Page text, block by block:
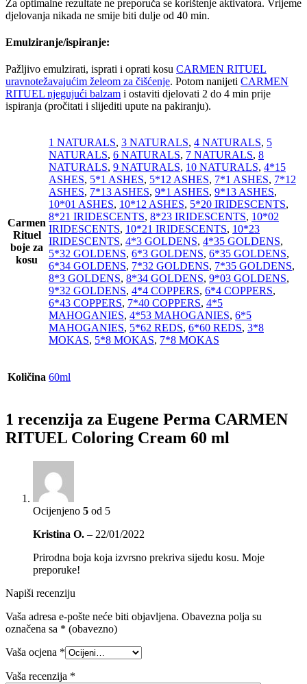
Za optimalne rezultate ne preporuča se korištenje aktivatora. Vrijeme
djelovanja nikada ne smije biti dulje od 40 min.
Emulziranje/ispiranje:
Pažljivo emulzirati, isprati i oprati kosu CARMEN RITUEL
uravnotežavajućim želeom za čišćenje. Potom nanijeti CARMEN
RITUEL njegujući balzam i ostaviti djelovati 2 do 4 min prije
ispiranja (pročitati i slijediti upute na pakiranju).
Carmen
Rituel
boje za
kosu
1 NATURALS, 3 NATURALS, 4 NATURALS, 5
NATURALS, 6 NATURALS, 7 NATURALS, 8
NATURALS, 9 NATURALS, 10 NATURALS, 4*15
ASHES, 5*1 ASHES, 5*12 ASHES, 7*1 ASHES, 7*12
ASHES, 7*13 ASHES, 9*1 ASHES, 9*13 ASHES,
10*01 ASHES, 10*12 ASHES, 5*20 IRIDESCENTS,
8*21 IRIDESCENTS, 8*23 IRIDESCENTS, 10*02
IRIDESCENTS, 10*21 IRIDESCENTS, 10*23
IRIDESCENTS, 4*3 GOLDENS, 4*35 GOLDENS,
5*32 GOLDENS, 6*3 GOLDENS, 6*35 GOLDENS,
6*34 GOLDENS, 7*32 GOLDENS, 7*35 GOLDENS,
8*3 GOLDENS, 8*34 GOLDENS, 9*03 GOLDENS,
9*32 GOLDENS, 4*4 COPPERS, 6*4 COPPERS,
6*43 COPPERS, 7*40 COPPERS, 4*5
MAHOGANIES, 4*53 MAHOGANIES, 6*5
MAHOGANIES, 5*62 REDS, 6*60 REDS, 3*8
MOKAS, 5*8 MOKAS, 7*8 MOKAS
Količina 60ml
1 recenzija za Eugene Perma CARMEN
RITUEL Coloring Cream 60 ml
Ocijenjeno 5 od 5
Kristina O. – 22/01/2022
Prirodna boja koja izvrsno prekriva sijedu kosu. Moje
preporuke!
Napiši recenziju
Vaša adresa e-pošte neće biti objavljena. Obavezna polja su
označena sa * (obavezno)
Vaša ocjena *
Vaša recenzija *